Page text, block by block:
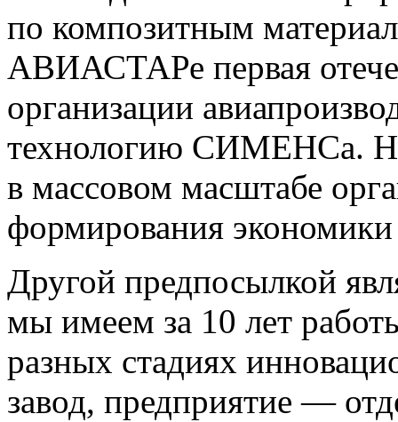
по композитным
АВИАСТАРе первая
организации
технологию СИМЕНСа.
в массовом масштабе
формирования
Другой предпосылкой
мы имеем за 10 лет
разных стадиях
завод, предприятие —